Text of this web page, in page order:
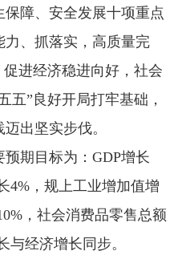
障、安全发展十项重点
、抓落实，高质量完
进经济稳进向好，社会
五”良好开局打牢基础，
出坚实步伐。
期目标为：GDP增长
4%，规上工业增加值增
，社会消费品零售总额
与经济增长同步。